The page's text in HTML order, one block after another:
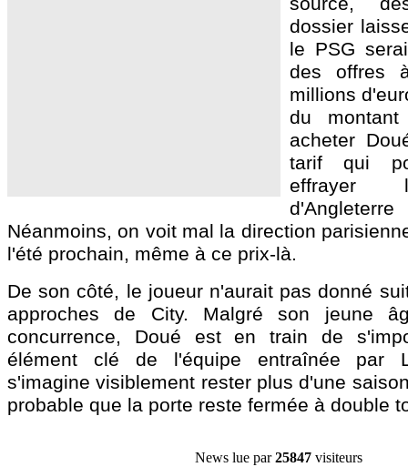
dossier
le PSG
des offres
millions
du
acheter
tarif qui
effrayer
Néanmoins, on voit mal la direction
l'été prochain, même à ce prix-là.
De son côté, le joueur n'aurait pas donné
approches de City. Malgré son jeune
concurrence, Doué est en train de
élément clé de l'équipe entraînée par
s'imagine visiblement rester plus d'une
probable que la porte reste fermée à double
News lue par25847 visiteurs